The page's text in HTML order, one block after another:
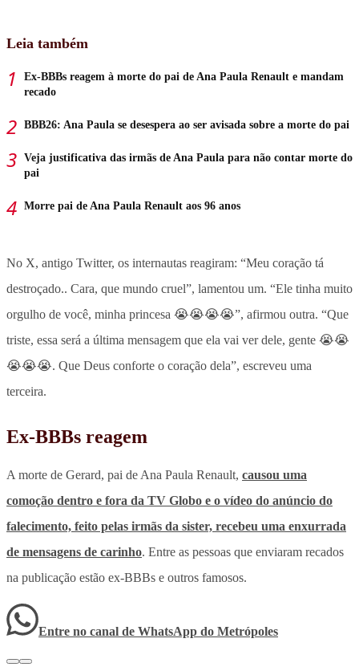
Leia também
Ex-BBBs reagem à morte do pai de Ana Paula Renault e mandam
recado
BBB26: Ana Paula se desespera ao ser avisada sobre a morte do pai
Veja justificativa das irmãs de Ana Paula para não contar morte do
pai
Morre pai de Ana Paula Renault aos 96 anos
No X, antigo Twitter, os internautas reagiram: “Meu coração tá
destroçado.. Cara, que mundo cruel”, lamentou um. “Ele tinha muito
orgulho de você, minha princesa 😭😭😭😭”, afirmou outra. “Que
triste, essa será a última mensagem que ela vai ver dele, gente 😭😭
😭😭😭. Que Deus conforte o coração dela”, escreveu uma
terceira.
Ex-BBBs reagem
A morte de Gerard, pai de Ana Paula Renault, causou uma
comoção dentro e fora da TV Globo e o vídeo do anúncio do
falecimento, feito pelas irmãs da sister, recebeu uma enxurrada
de mensagens de carinho. Entre as pessoas que enviaram recados
na publicação estão ex-BBBs e outros famosos.
Entre no canal de WhatsApp do Metrópoles